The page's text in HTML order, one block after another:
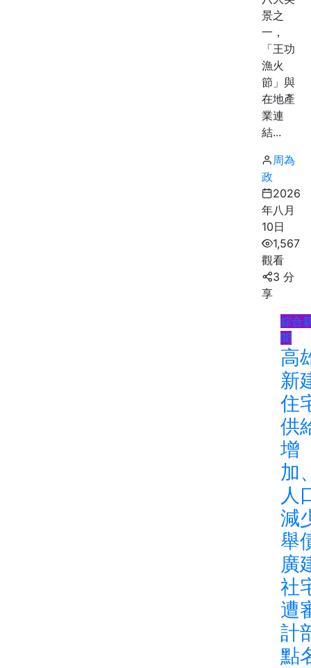
景之
一，
「王功
漁火
節」與
在地產
業連
結...
周為
政
2026
年八月
10日
1,567
觀看
3 分
享
綜合
聞
高
新
住
供
增
加
人
減
舉
廣
社
遭
計
點